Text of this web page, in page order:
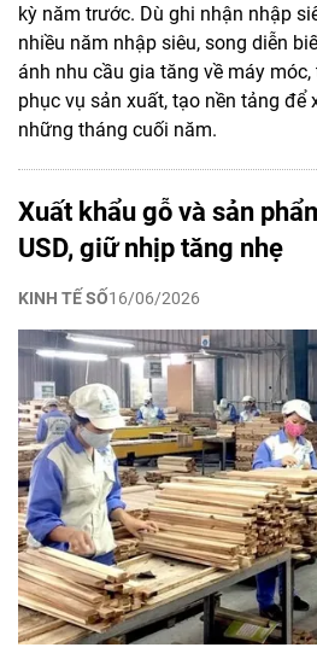
kỳ năm trước. Dù ghi nhận nhập
nhiều năm nhập siêu, song diễn
ánh nhu cầu gia tăng về máy
phục vụ sản xuất, tạo nền tảng để
những tháng cuối năm.
Xuất khẩu gỗ và sản
USD, giữ nhịp tăng nhẹ
KINH TẾ SỐ16/06/2026